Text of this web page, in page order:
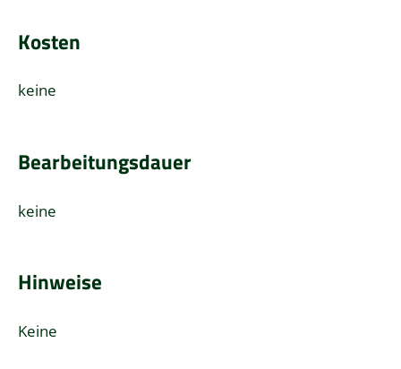
Kosten
keine
Bearbeitungsdauer
keine
Hinweise
Keine